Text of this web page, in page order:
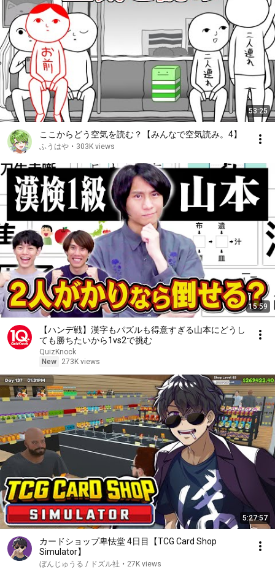
53:25
ここからどう空気を読む？【みんなで空気読み。4】
ふうはや • 303K views
15:59
【ハンデ戦】漢字もパズルも得意すぎる山本にどうし
ても勝ちたいから1vs2で挑む
QuizKnock
New
273K views
5:27:57
カードショップ卑怯堂 4日目【TCG Card Shop
Simulator】
ぼんじゅうる / ドズル社 • 27K views